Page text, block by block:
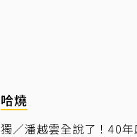
哈燒
獨／潘越雲全說了！40